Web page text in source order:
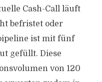
Cash-Call läuft
befristet oder
ist mit fünf
gefüllt. Diese
von 120